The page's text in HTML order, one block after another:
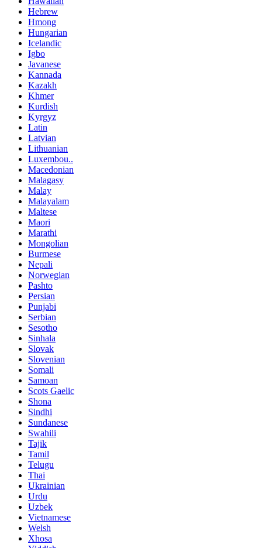
Hebrew
Hmong
Hungarian
Icelandic
Igbo
Javanese
Kannada
Kazakh
Khmer
Kurdish
Kyrgyz
Latin
Latvian
Lithuanian
Luxembou..
Macedonian
Malagasy
Malay
Malayalam
Maltese
Maori
Marathi
Mongolian
Burmese
Nepali
Norwegian
Pashto
Persian
Punjabi
Serbian
Sesotho
Sinhala
Slovak
Slovenian
Somali
Samoan
Scots Gaelic
Shona
Sindhi
Sundanese
Swahili
Tajik
Tamil
Telugu
Thai
Ukrainian
Urdu
Uzbek
Vietnamese
Welsh
Xhosa